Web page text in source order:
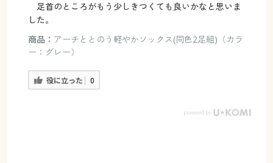
足首のところがもう少しきつくても良いかなと思いま
した。
商品： アーチととのう軽やかソックス(同色2足組)（カラ
ー：グレー）
役に立った 0